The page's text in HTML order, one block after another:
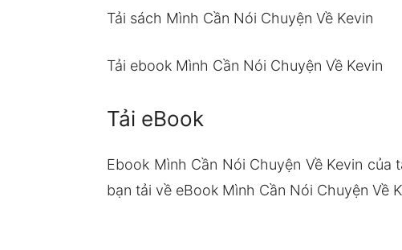
Tải sách Mình Cần Nói Chuyện Về Kevin
Tải ebook Mình Cần Nói Chuyện Về Kevin
Tải eBook
Ebook Mình Cần Nói Chuyện Về Kevin
bạn tải về eBook Mình Cần Nói Chuyện Về